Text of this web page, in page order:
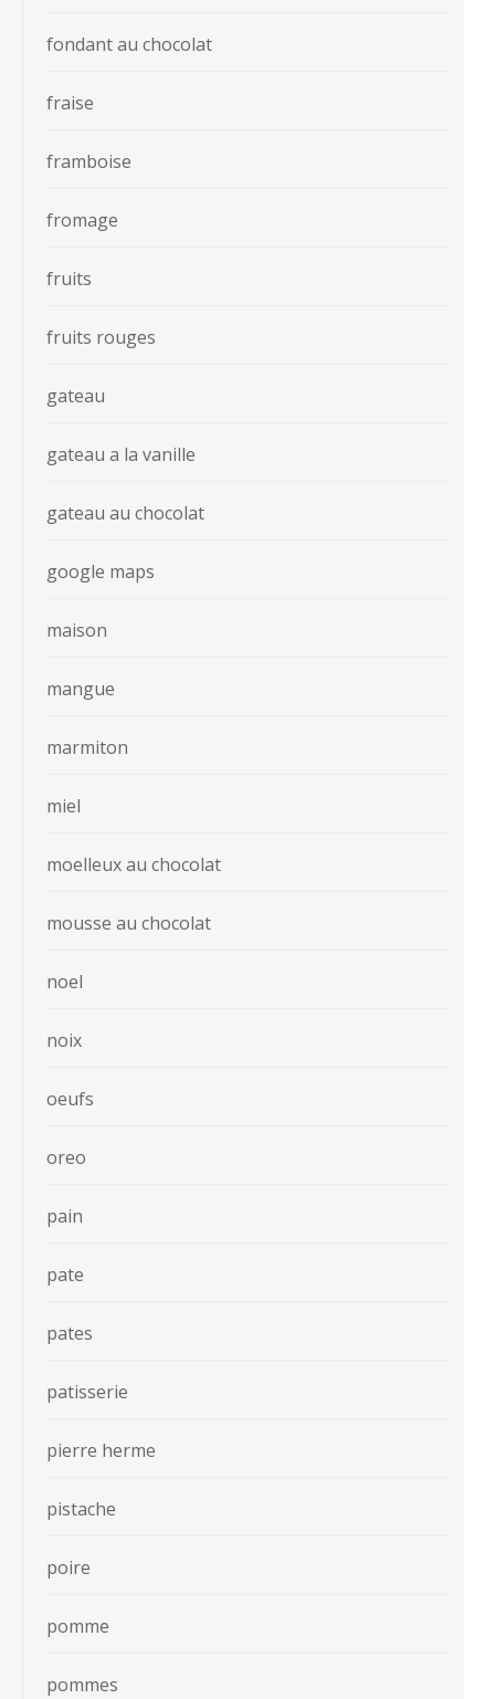
fondant au chocolat
fraise
framboise
fromage
fruits
fruits rouges
gateau
gateau a la vanille
gateau au chocolat
google maps
maison
mangue
marmiton
miel
moelleux au chocolat
mousse au chocolat
noel
noix
oeufs
oreo
pain
pate
pates
patisserie
pierre herme
pistache
poire
pomme
pommes